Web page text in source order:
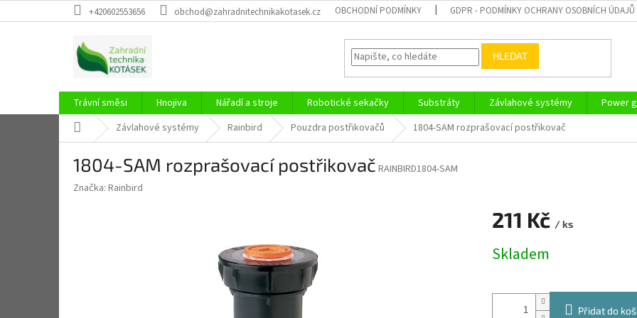
na
+420602553656 obchod@zahradnitechnikakotasek.cz OBCHODNÍ PODMÍNKY GDPR - PODMÍNKY OCHRANY OSOBNÍCH ÚDAJŮ
HLEDAT
Trávní směsi Hnojiva Nářadí a stroje Robotické sekačky Substráty Závlahové systémy Power
Domů Závlahové systémy Rainbird Pouzdra postřikovačů 1804-SAM rozprašovací postřikovač
1804-SAM rozprašovací postřikovač RAINBIRD1804-SAM
Značka: Rainbird
211 Kč / ks
cena:
Skladem
Přidat do